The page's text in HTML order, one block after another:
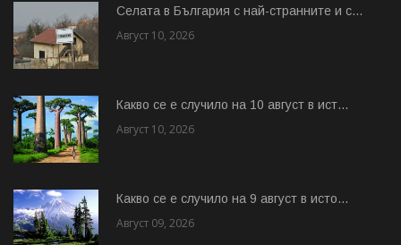
Cелата в България с най-странните и с...
Август 10, 2026
Какво се е случило на 10 август в ист...
Август 10, 2026
Какво се е случило на 9 август в исто...
Август 09, 2026